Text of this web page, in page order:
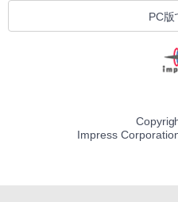
PC版
Impress